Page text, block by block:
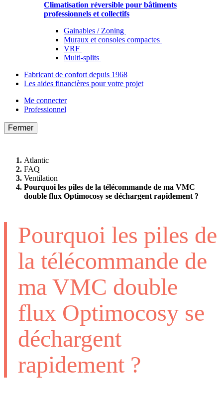
Climatisation réversible pour bâtiments
professionnels et collectifs
Gainables / Zoning
Muraux et consoles compactes
VRF
Multi-splits
Fabricant de confort depuis 1968
Les aides financières pour votre projet
Me connecter
Professionnel
Fermer
Atlantic
FAQ
Ventilation
Pourquoi les piles de la télécommande de ma VMC
double flux Optimocosy se déchargent rapidement ?
Pourquoi les piles de
la télécommande de
ma VMC double
flux Optimocosy se
déchargent
rapidement ?